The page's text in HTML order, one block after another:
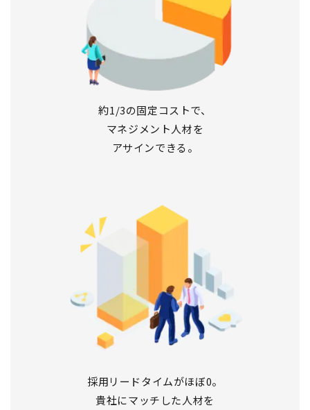
約1/3の固定コストで、
マネジメント人材を
アサインできる。
採用リードタイムがほぼ0。
貴社にマッチした人材を